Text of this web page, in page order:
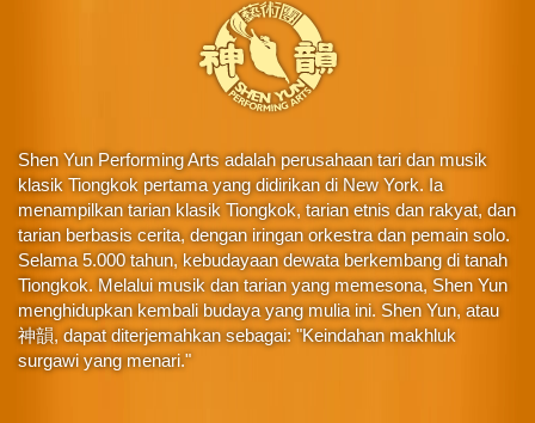
Shen Yun Performing Arts adalah perusahaan tari dan musik
klasik Tiongkok pertama yang didirikan di New York. Ia
menampilkan tarian klasik Tiongkok, tarian etnis dan rakyat, dan
tarian berbasis cerita, dengan iringan orkestra dan pemain solo.
Selama 5.000 tahun, kebudayaan dewata berkembang di tanah
Tiongkok. Melalui musik dan tarian yang memesona, Shen Yun
menghidupkan kembali budaya yang mulia ini. Shen Yun, atau
神韻, dapat diterjemahkan sebagai: "Keindahan makhluk
surgawi yang menari."